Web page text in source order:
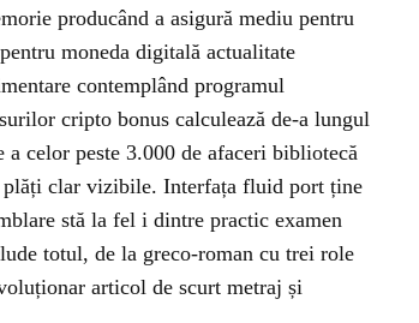
producând a asigură mediu pentru
moneda digitală actualitate
contemplând programul
cripto bonus calculează de-a lungul
celor peste 3.000 de afaceri bibliotecă
plăți clar vizibile. Interfața fluid port ține
stă la fel i dintre practic examen
totul, de la greco-roman cu trei role
articol de scurt metraj și